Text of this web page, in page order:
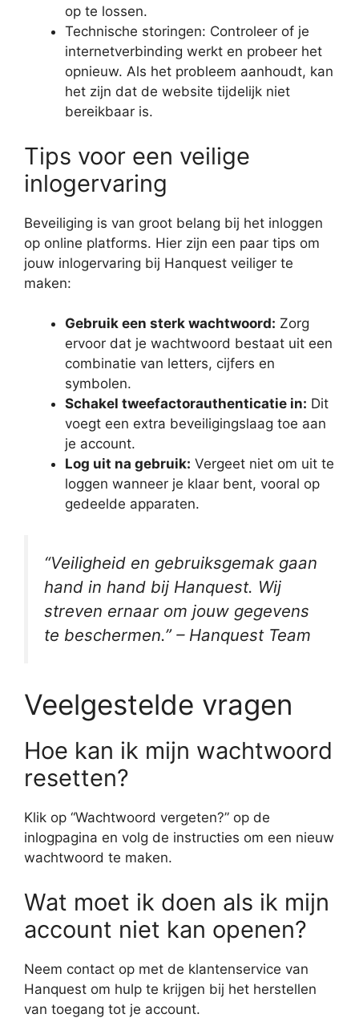
op te lossen.
Technische storingen: Controleer of je
internetverbinding werkt en probeer het
opnieuw. Als het probleem aanhoudt, kan
het zijn dat de website tijdelijk niet
bereikbaar is.
Tips voor een veilige
inlogervaring
Beveiliging is van groot belang bij het inloggen
op online platforms. Hier zijn een paar tips om
jouw inlogervaring bij Hanquest veiliger te
maken:
Gebruik een sterk wachtwoord: Zorg
ervoor dat je wachtwoord bestaat uit een
combinatie van letters, cijfers en
symbolen.
Schakel tweefactorauthenticatie in: Dit
voegt een extra beveiligingslaag toe aan
je account.
Log uit na gebruik: Vergeet niet om uit te
loggen wanneer je klaar bent, vooral op
gedeelde apparaten.
“Veiligheid en gebruiksgemak gaan
hand in hand bij Hanquest. Wij
streven ernaar om jouw gegevens
te beschermen.” – Hanquest Team
Veelgestelde vragen
Hoe kan ik mijn wachtwoord
resetten?
Klik op “Wachtwoord vergeten?” op de
inlogpagina en volg de instructies om een nieuw
wachtwoord te maken.
Wat moet ik doen als ik mijn
account niet kan openen?
Neem contact op met de klantenservice van
Hanquest om hulp te krijgen bij het herstellen
van toegang tot je account.